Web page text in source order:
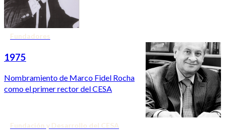
Fundadores
1975
Nombramiento de Marco Fidel Rocha
como el primer rector del CESA
Fundación y Desarrollo del CESA